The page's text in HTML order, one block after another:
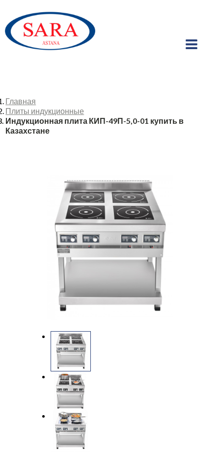
Главная
Плиты индукционные
Индукционная плита КИП-49П-5,0-01 купить в
Казахстане